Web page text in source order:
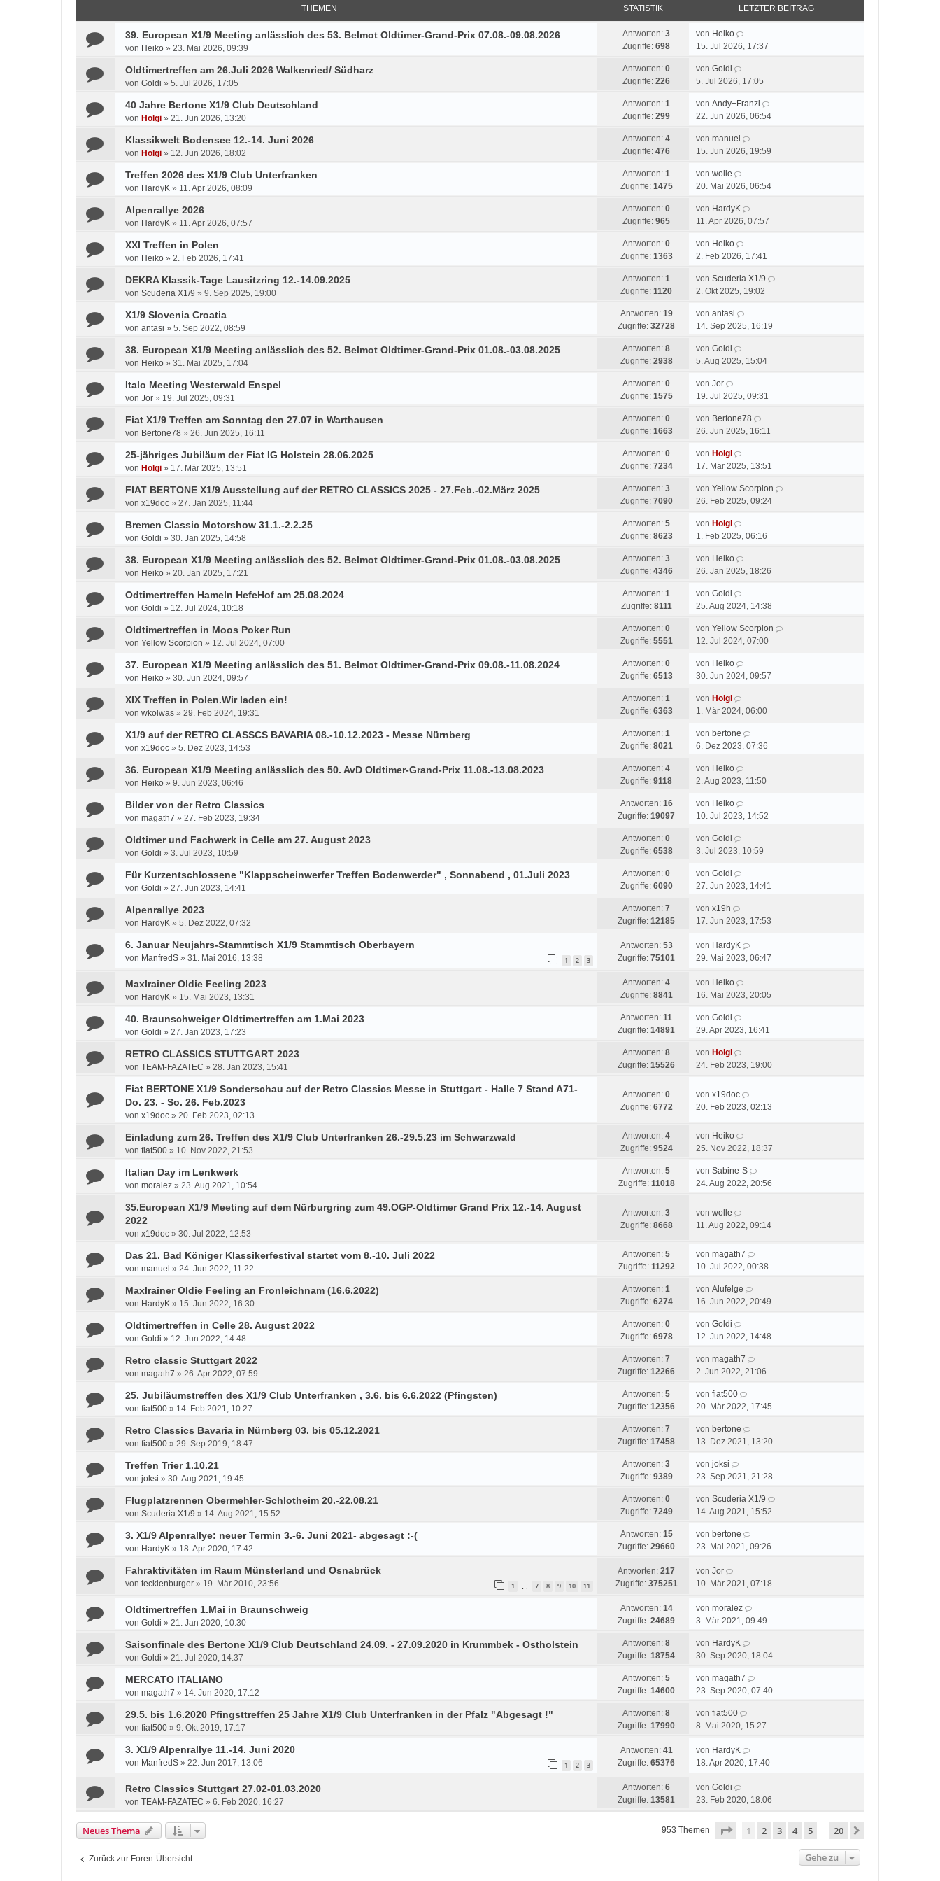
THEMEN STATISTIK LETZTER BEITRAG
39. European X1/9 Meeting anlässlich des 53. Belmot Oldtimer-Grand-Prix 07.08.-09.08.2026
von Heiko » 23. Mai 2026, 09:39
Antworten: 3
Zugriffe: 698
von Heiko
15. Jul 2026, 17:37
Oldtimertreffen am 26.Juli 2026 Walkenried/ Südharz
von Goldi » 5. Jul 2026, 17:05
Antworten: 0
Zugriffe: 226
von Goldi
5. Jul 2026, 17:05
40 Jahre Bertone X1/9 Club Deutschland
von Holgi » 21. Jun 2026, 13:20
Antworten: 1
Zugriffe: 299
von Andy+Franzi
22. Jun 2026, 06:54
Klassikwelt Bodensee 12.-14. Juni 2026
von Holgi » 12. Jun 2026, 18:02
Antworten: 4
Zugriffe: 476
von manuel
15. Jun 2026, 19:59
Treffen 2026 des X1/9 Club Unterfranken
von HardyK » 11. Apr 2026, 08:09
Antworten: 1
Zugriffe: 1475
von wolle
20. Mai 2026, 06:54
Alpenrallye 2026
von HardyK » 11. Apr 2026, 07:57
Antworten: 0
Zugriffe: 965
von HardyK
11. Apr 2026, 07:57
XXI Treffen in Polen
von Heiko » 2. Feb 2026, 17:41
Antworten: 0
Zugriffe: 1363
von Heiko
2. Feb 2026, 17:41
DEKRA Klassik-Tage Lausitzring 12.-14.09.2025
von Scuderia X1/9 » 9. Sep 2025, 19:00
Antworten: 1
Zugriffe: 1120
von Scuderia X1/9
2. Okt 2025, 19:02
X1/9 Slovenia Croatia
von antasi » 5. Sep 2022, 08:59
Antworten: 19
Zugriffe: 32728
von antasi
14. Sep 2025, 16:19
38. European X1/9 Meeting anlässlich des 52. Belmot Oldtimer-Grand-Prix 01.08.-03.08.2025
von Heiko » 31. Mai 2025, 17:04
Antworten: 8
Zugriffe: 2938
von Goldi
5. Aug 2025, 15:04
Italo Meeting Westerwald Enspel
von Jor » 19. Jul 2025, 09:31
Antworten: 0
Zugriffe: 1575
von Jor
19. Jul 2025, 09:31
Fiat X1/9 Treffen am Sonntag den 27.07 in Warthausen
von Bertone78 » 26. Jun 2025, 16:11
Antworten: 0
Zugriffe: 1663
von Bertone78
26. Jun 2025, 16:11
25-jähriges Jubiläum der Fiat IG Holstein 28.06.2025
von Holgi » 17. Mär 2025, 13:51
Antworten: 0
Zugriffe: 7234
von Holgi
17. Mär 2025, 13:51
FIAT BERTONE X1/9 Ausstellung auf der RETRO CLASSICS 2025 - 27.Feb.-02.März 2025
von x19doc » 27. Jan 2025, 11:44
Antworten: 3
Zugriffe: 7090
von Yellow Scorpion
26. Feb 2025, 09:24
Bremen Classic Motorshow 31.1.-2.2.25
von Goldi » 30. Jan 2025, 14:58
Antworten: 5
Zugriffe: 8623
von Holgi
1. Feb 2025, 06:16
38. European X1/9 Meeting anlässlich des 52. Belmot Oldtimer-Grand-Prix 01.08.-03.08.2025
von Heiko » 20. Jan 2025, 17:21
Antworten: 3
Zugriffe: 4346
von Heiko
26. Jan 2025, 18:26
Odtimertreffen Hameln HefeHof am 25.08.2024
von Goldi » 12. Jul 2024, 10:18
Antworten: 1
Zugriffe: 8111
von Goldi
25. Aug 2024, 14:38
Oldtimertreffen in Moos Poker Run
von Yellow Scorpion » 12. Jul 2024, 07:00
Antworten: 0
Zugriffe: 5551
von Yellow Scorpion
12. Jul 2024, 07:00
37. European X1/9 Meeting anlässlich des 51. Belmot Oldtimer-Grand-Prix 09.08.-11.08.2024
von Heiko » 30. Jun 2024, 09:57
Antworten: 0
Zugriffe: 6513
von Heiko
30. Jun 2024, 09:57
XIX Treffen in Polen.Wir laden ein!
von wkolwas » 29. Feb 2024, 19:31
Antworten: 1
Zugriffe: 6363
von Holgi
1. Mär 2024, 06:00
X1/9 auf der RETRO CLASSCS BAVARIA 08.-10.12.2023 - Messe Nürnberg
von x19doc » 5. Dez 2023, 14:53
Antworten: 1
Zugriffe: 8021
von bertone
6. Dez 2023, 07:36
36. European X1/9 Meeting anlässlich des 50. AvD Oldtimer-Grand-Prix 11.08.-13.08.2023
von Heiko » 9. Jun 2023, 06:46
Antworten: 4
Zugriffe: 9118
von Heiko
2. Aug 2023, 11:50
Bilder von der Retro Classics
von magath7 » 27. Feb 2023, 19:34
Antworten: 16
Zugriffe: 19097
von Heiko
10. Jul 2023, 14:52
Oldtimer und Fachwerk in Celle am 27. August 2023
von Goldi » 3. Jul 2023, 10:59
Antworten: 0
Zugriffe: 6538
von Goldi
3. Jul 2023, 10:59
Für Kurzentschlossene "Klappscheinwerfer Treffen Bodenwerder" , Sonnabend , 01.Juli 2023
von Goldi » 27. Jun 2023, 14:41
Antworten: 0
Zugriffe: 6090
von Goldi
27. Jun 2023, 14:41
Alpenrallye 2023
von HardyK » 5. Dez 2022, 07:32
Antworten: 7
Zugriffe: 12185
von x19h
17. Jun 2023, 17:53
6. Januar Neujahrs-Stammtisch X1/9 Stammtisch Oberbayern
von ManfredS » 31. Mai 2016, 13:38 1 2 3
Antworten: 53
Zugriffe: 75101
von HardyK
29. Mai 2023, 06:47
Maxlrainer Oldie Feeling 2023
von HardyK » 15. Mai 2023, 13:31
Antworten: 4
Zugriffe: 8841
von Heiko
16. Mai 2023, 20:05
40. Braunschweiger Oldtimertreffen am 1.Mai 2023
von Goldi » 27. Jan 2023, 17:23
Antworten: 11
Zugriffe: 14891
von Goldi
29. Apr 2023, 16:41
RETRO CLASSICS STUTTGART 2023
von TEAM-FAZATEC » 28. Jan 2023, 15:41
Antworten: 8
Zugriffe: 15526
von Holgi
24. Feb 2023, 19:00
Fiat BERTONE X1/9 Sonderschau auf der Retro Classics Messe in Stuttgart - Halle 7 Stand A71-
Do. 23. - So. 26. Feb.2023
von x19doc » 20. Feb 2023, 02:13
Antworten: 0
Zugriffe: 6772
von x19doc
20. Feb 2023, 02:13
Einladung zum 26. Treffen des X1/9 Club Unterfranken 26.-29.5.23 im Schwarzwald
von fiat500 » 10. Nov 2022, 21:53
Antworten: 4
Zugriffe: 9524
von Heiko
25. Nov 2022, 18:37
Italian Day im Lenkwerk
von moralez » 23. Aug 2021, 10:54
Antworten: 5
Zugriffe: 11018
von Sabine-S
24. Aug 2022, 20:56
35.European X1/9 Meeting auf dem Nürburgring zum 49.OGP-Oldtimer Grand Prix 12.-14. August
2022
von x19doc » 30. Jul 2022, 12:53
Antworten: 3
Zugriffe: 8668
von wolle
11. Aug 2022, 09:14
Das 21. Bad Königer Klassikerfestival startet vom 8.-10. Juli 2022
von manuel » 24. Jun 2022, 11:22
Antworten: 5
Zugriffe: 11292
von magath7
10. Jul 2022, 00:38
Maxlrainer Oldie Feeling an Fronleichnam (16.6.2022)
von HardyK » 15. Jun 2022, 16:30
Antworten: 1
Zugriffe: 6274
von Alufelge
16. Jun 2022, 20:49
Oldtimertreffen in Celle 28. August 2022
von Goldi » 12. Jun 2022, 14:48
Antworten: 0
Zugriffe: 6978
von Goldi
12. Jun 2022, 14:48
Retro classic Stuttgart 2022
von magath7 » 26. Apr 2022, 07:59
Antworten: 7
Zugriffe: 12266
von magath7
2. Jun 2022, 21:06
25. Jubiläumstreffen des X1/9 Club Unterfranken , 3.6. bis 6.6.2022 (Pfingsten)
von fiat500 » 14. Feb 2021, 10:27
Antworten: 5
Zugriffe: 12356
von fiat500
20. Mär 2022, 17:45
Retro Classics Bavaria in Nürnberg 03. bis 05.12.2021
von fiat500 » 29. Sep 2019, 18:47
Antworten: 7
Zugriffe: 17458
von bertone
13. Dez 2021, 13:20
Treffen Trier 1.10.21
von joksi » 30. Aug 2021, 19:45
Antworten: 3
Zugriffe: 9389
von joksi
23. Sep 2021, 21:28
Flugplatzrennen Obermehler-Schlotheim 20.-22.08.21
von Scuderia X1/9 » 14. Aug 2021, 15:52
Antworten: 0
Zugriffe: 7249
von Scuderia X1/9
14. Aug 2021, 15:52
3. X1/9 Alpenrallye: neuer Termin 3.-6. Juni 2021- abgesagt :-(
von HardyK » 18. Apr 2020, 17:42
Antworten: 15
Zugriffe: 29660
von bertone
23. Mai 2021, 09:26
Fahraktivitäten im Raum Münsterland und Osnabrück
von tecklenburger » 19. Mär 2010, 23:56 1 7 8 9 10 11
Antworten: 217
Zugriffe: 375251
von Jor
10. Mär 2021, 07:18
Oldtimertreffen 1.Mai in Braunschweig
von Goldi » 21. Jan 2020, 10:30
Antworten: 14
Zugriffe: 24689
von moralez
3. Mär 2021, 09:49
Saisonfinale des Bertone X1/9 Club Deutschland 24.09. - 27.09.2020 in Krummbek - Ostholstein
von Goldi » 21. Jul 2020, 14:37
Antworten: 8
Zugriffe: 18754
von HardyK
30. Sep 2020, 18:04
MERCATO ITALIANO
von magath7 » 14. Jun 2020, 17:12
Antworten: 5
Zugriffe: 14600
von magath7
23. Sep 2020, 07:40
29.5. bis 1.6.2020 Pfingsttreffen 25 Jahre X1/9 Club Unterfranken in der Pfalz "Abgesagt !"
von fiat500 » 9. Okt 2019, 17:17
Antworten: 8
Zugriffe: 17990
von fiat500
8. Mai 2020, 15:27
3. X1/9 Alpenrallye 11.-14. Juni 2020
von ManfredS » 22. Jun 2017, 13:06 1 2 3
Antworten: 41
Zugriffe: 65376
von HardyK
18. Apr 2020, 17:40
Retro Classics Stuttgart 27.02-01.03.2020
von TEAM-FAZATEC » 6. Feb 2020, 16:27
Antworten: 6
Zugriffe: 13581
von Goldi
23. Feb 2020, 18:06
Neues Thema 953 Themen Seite von20
1 2 3 4 5 … 20
Zurück zur Foren-Übersicht Gehe zu